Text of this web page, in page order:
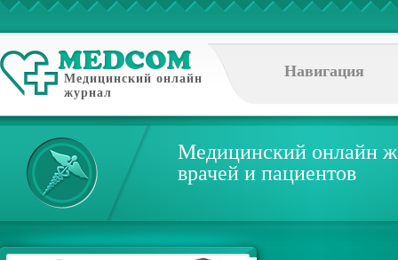
Медицинский онлайн
журнал
Навигация
Медицинский онлайн
врачей и пациентов